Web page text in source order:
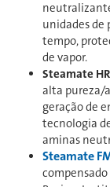
unidades de
tempo,
de vapor.
Steamate
alta pureza/
geração de
tecnologia
aminas
Steamate